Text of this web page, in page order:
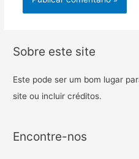
Sobre este site
Este pode ser um bom lugar
site ou incluir créditos.
Encontre-nos